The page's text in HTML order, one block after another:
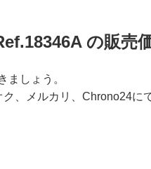
の販売
ましょう。
、メルカリ、Chrono24に